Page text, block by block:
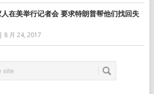
在美举行记者会 要求特朗普帮他们找回失
| 8 月 24, 2017